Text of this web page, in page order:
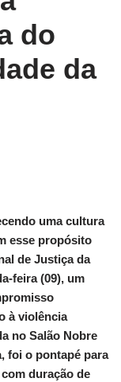
do
da
uma cultura
esse propósito
de Justiça da
feira (09), um
à violência
no Salão Nobre
foi o pontapé para
com duração de